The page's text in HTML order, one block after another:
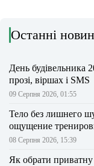
Останні
День будівельника
прозі, віршах і SMS
09 Серпня 2026, 01:55
Тело без лишнего
ощущение
08 Серпня 2026, 15:39
Як обрати